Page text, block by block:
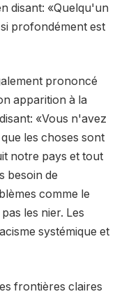
disant: «Quelqu'un
profondément est
prononcé
apparition à la
«Vous n'avez
les choses sont
notre pays et tout
besoin de
comme le
les nier. Les
systémique et
frontières claires